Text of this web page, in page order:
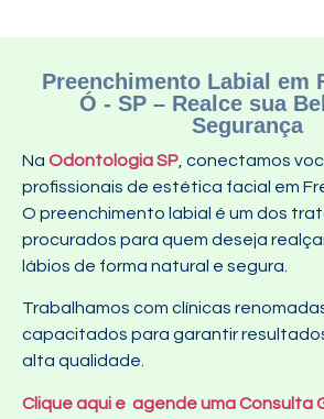
Preenchimento Labial em
Ó - SP – Realce sua
Segurança
Na Odontologia SP , conectamos
profissionais de estética facial em
O preenchimento labial é um dos
procurados para quem deseja
lábios de forma natural e segura.
Trabalhamos com clínicas
capacitados para garantir
alta qualidade.
Clique aqui e agende uma Consulta